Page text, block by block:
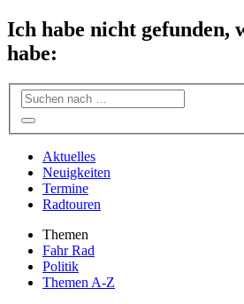
Ich habe nicht gefunden,
habe:
Aktuelles
Neuigkeiten
Termine
Radtouren
Themen
Fahr Rad
Politik
Themen A-Z